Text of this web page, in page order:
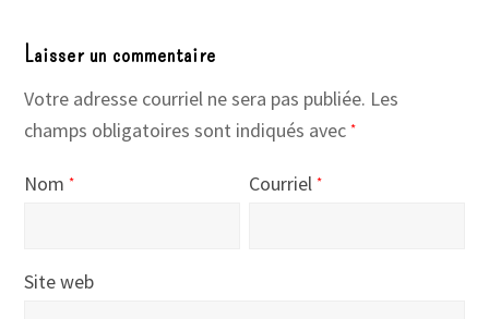
Laisser un commentaire
Votre adresse courriel ne sera pas publiée. Les
champs obligatoires sont indiqués avec*
Nom* Courriel*
Site web